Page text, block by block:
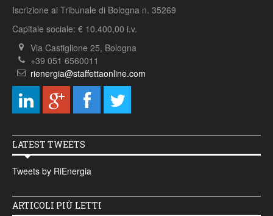
Iscrizione al Tribunale di Bologna n. 35269
Capitale sociale: € 10.400,00 i.v.
Via Castiglione 25, Bologna
+39 051 6560011
rienergia@staffettaonline.com
LATEST TWEETS
Tweets by RiEnergia
ARTICOLI PIÙ LETTI